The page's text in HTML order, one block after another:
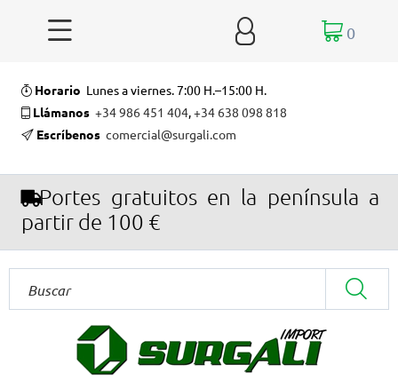
  0
Horario Lunes a viernes. 7:00 H.–15:00 H.
Llámanos +34 986 451 404,+34 638 098 818
Escríbenos comercial@surgali.com
Portes gratuitos en la península a
partir de 100 €